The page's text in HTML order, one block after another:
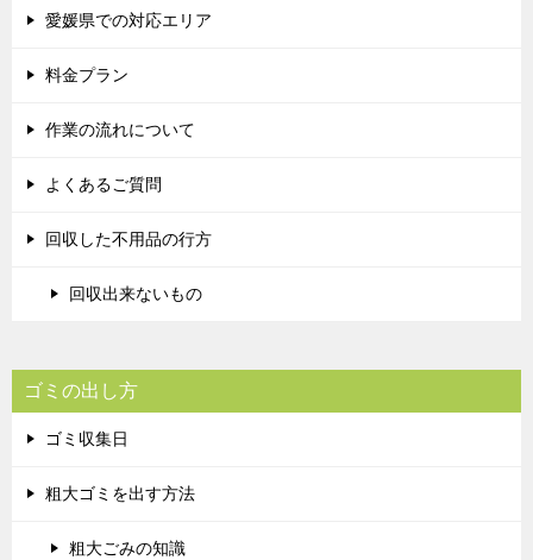
愛媛県での対応エリア
料金プラン
作業の流れについて
よくあるご質問
回収した不用品の行方
回収出来ないもの
ゴミの出し方
ゴミ収集日
粗大ゴミを出す方法
粗大ごみの知識